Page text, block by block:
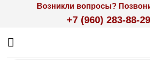
Возникли вопросы?
+7 (960) 283-88-29